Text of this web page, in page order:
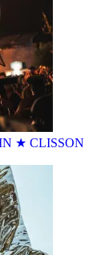
★ CLISSON